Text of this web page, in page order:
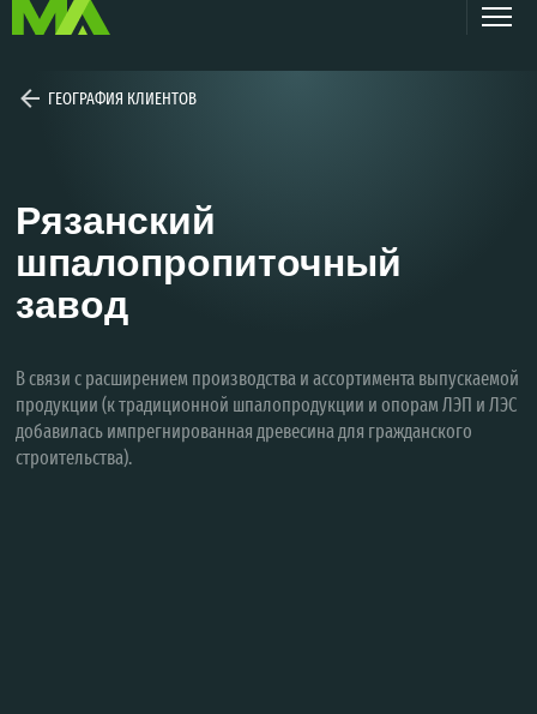
ГЕОГРАФИЯ КЛИЕНТОВ
Рязанский
шпалопропиточный
завод
В связи с расширением производства и ассортимента выпускаемой
продукции (к традиционной шпалопродукции и опорам ЛЭП и ЛЭС
добавилась импрегнированная древесина для гражданского
строительства).